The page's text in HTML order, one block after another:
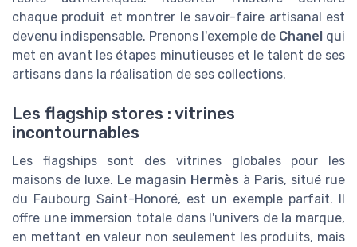
chaque produit et montrer le savoir-faire artisanal est
devenu indispensable. Prenons l'exemple de Chanel qui
met en avant les étapes minutieuses et le talent de ses
artisans dans la réalisation de ses collections.
Les flagship stores : vitrines
incontournables
Les flagships sont des vitrines globales pour les
maisons de luxe. Le magasin Hermès à Paris, situé rue
du Faubourg Saint-Honoré, est un exemple parfait. Il
offre une immersion totale dans l'univers de la marque,
en mettant en valeur non seulement les produits, mais